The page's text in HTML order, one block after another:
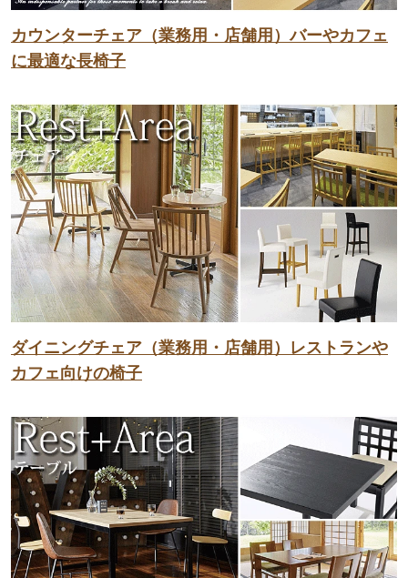
カウンターチェア（業務用・店舗用）バーやカフェ
に最適な長椅子
ダイニングチェア（業務用・店舗用）レストランや
カフェ向けの椅子